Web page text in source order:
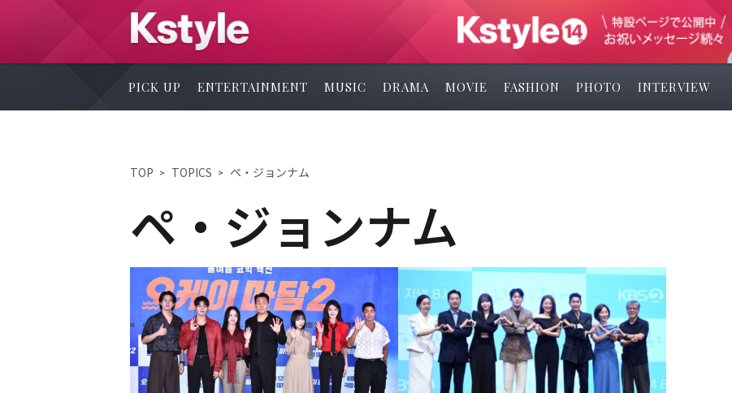
PICK UP ENTERTAINMENT MUSIC DRAMA MOVIE FASHION PHOTO INTERVIEW
TOP TOPICS ペ・ジョンナム
ペ・ジョンナム